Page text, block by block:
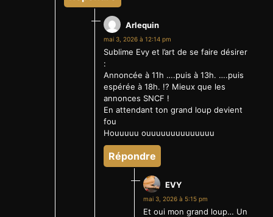
Arlequin
mai 3, 2026 à 12:14 pm
Sublime Evy et l’art de se faire désirer
:
Annoncée à 11h ….puis à 13h. ….puis
espérée à 18h. !? Mieux que les
annonces SNCF !
En attendant ton grand loup devient
fou
Houuuuu ouuuuuuuuuuuuuu
Répondre
EVY
mai 3, 2026 à 5:15 pm
Et oui mon grand loup… Un